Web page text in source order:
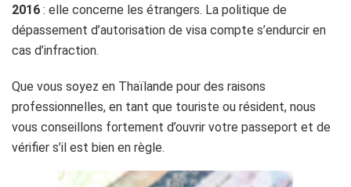
2016 : elle concerne les étrangers. La politique de
dépassement d’autorisation de visa compte s’endurcir en
cas d’infraction.
Que vous soyez en Thaïlande pour des raisons
professionnelles, en tant que touriste ou résident, nous
vous conseillons fortement d’ouvrir votre passeport et de
vérifier s’il est bien en règle.